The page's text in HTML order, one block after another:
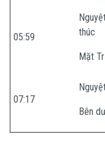
05:59
thúc
Mặt
07:17
Bên